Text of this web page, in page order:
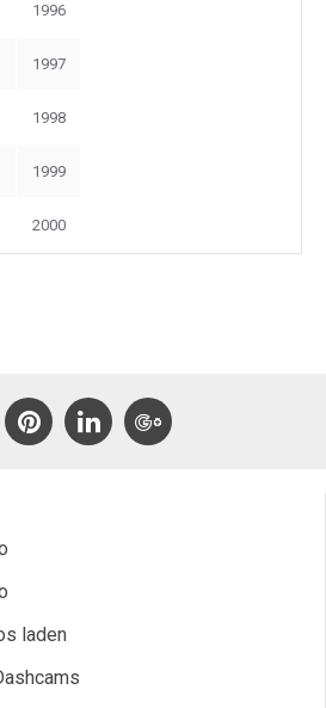
1996
1997
1998
1999
2000
laden